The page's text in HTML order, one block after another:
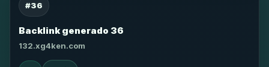
#36
Backlink generado 36
132.xg4ken.com